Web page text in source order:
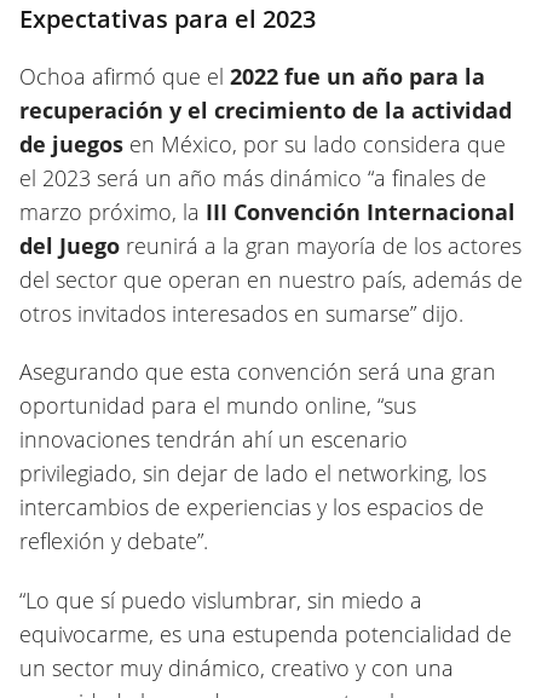
Expectativas para el 2023
Ochoa afirmó que el 2022 fue un año para la
recuperación y el crecimiento de la actividad
de juegos en México, por su lado considera que
el 2023 será un año más dinámico “a finales de
marzo próximo, la III Convención Internacional
del Juego reunirá a la gran mayoría de los actores
del sector que operan en nuestro país, además de
otros invitados interesados en sumarse” dijo.
Asegurando que esta convención será una gran
oportunidad para el mundo online, “sus
innovaciones tendrán ahí un escenario
privilegiado, sin dejar de lado el networking, los
intercambios de experiencias y los espacios de
reflexión y debate”.
“Lo que sí puedo vislumbrar, sin miedo a
equivocarme, es una estupenda potencialidad de
un sector muy dinámico, creativo y con una